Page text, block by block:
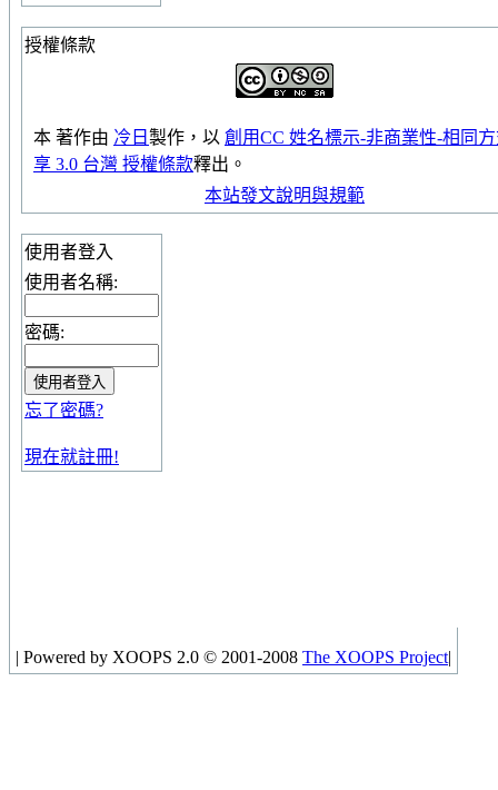
授權條款
本 著作由 冷日 製作，以 創用CC 姓名標示-非商業性-相同
享 3.0 台灣 授權條款釋出。
本站發文說明與規範
使用者登入
使用者名稱:
密碼:
忘了密碼?
現在就註冊!
| Powered by XOOPS 2.0 © 2001-2008 The XOOPS Project|